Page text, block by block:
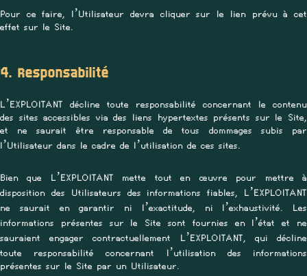
Pour ce faire, l’Utilisateur devra cliquer sur le lien prévu à cet
effet sur le Site.
4. Responsabilité
L’EXPLOITANT décline toute responsabilité concernant le contenu
des sites accessibles via des liens hypertextes présents sur le Site,
et ne saurait être responsable de tous dommages subis par
l’Utilisateur dans le cadre de l’utilisation de ces sites.
Bien que L’EXPLOITANT mette tout en œuvre pour mettre à
disposition des Utilisateurs des informations fiables, L’EXPLOITANT
ne saurait en garantir ni l’exactitude, ni l’exhaustivité. Les
informations présentes sur le Site sont fournies en l’état et ne
sauraient engager contractuellement L’EXPLOITANT, qui décline
toute responsabilité concernant l’utilisation des informations
présentes sur le Site par un Utilisateur.